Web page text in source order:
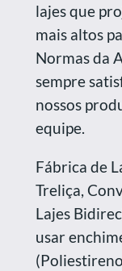
lajes que
mais altos
Normas da
sempre
nossos
equipe.
Fábrica de
Treliça,
Lajes
usar